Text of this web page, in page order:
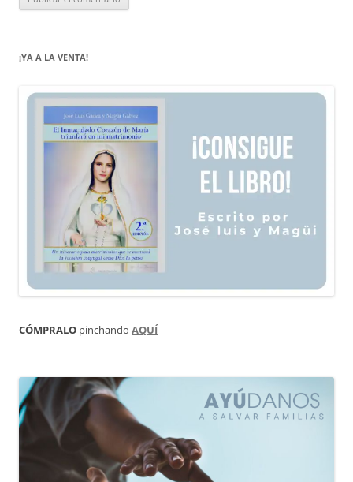
¡YA A LA VENTA!
CÓMPRALO pinchando AQUÍ